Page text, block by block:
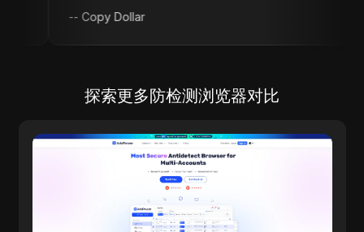
Copy Dollar
探索更多防检测浏览器对比